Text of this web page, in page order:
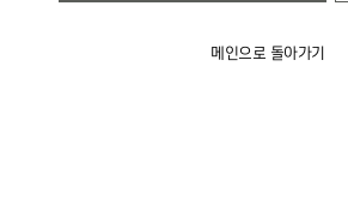
메인으로 돌아가기